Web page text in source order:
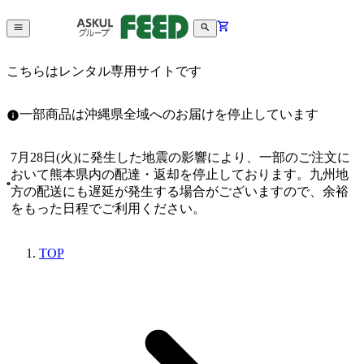
こちらはレンタル専用サイトです
一部商品は沖縄県全域へのお届けを停止しています
7月28日(火)に発生した地震の影響により、一部のご注文に
おいて熊本県内の配達・返却を停止しております。九州地
方の配送にも遅延が発生する場合がございますので、余裕
をもった日程でご利用ください。
TOP